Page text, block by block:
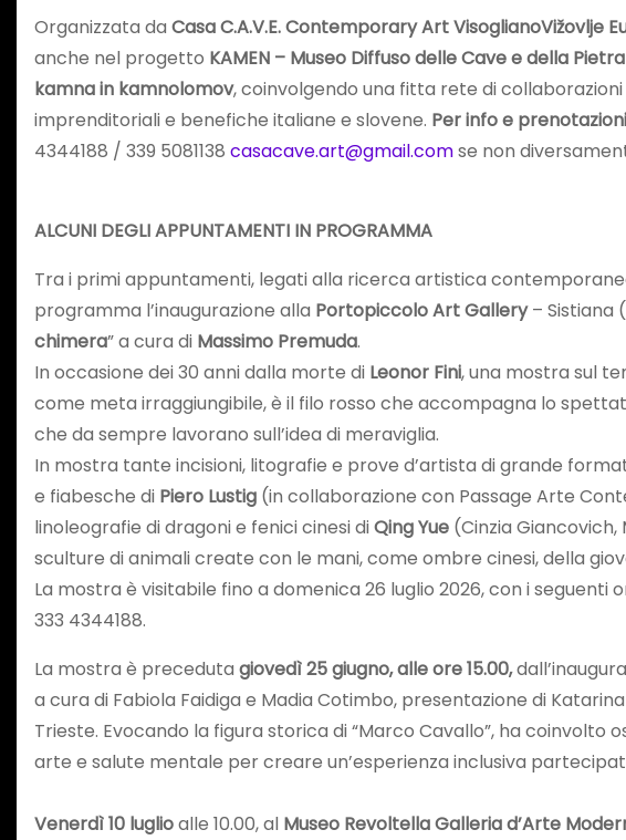
Organizzata da Casa C.A.V.E. Contemporary Art VisoglianoVižovlje
anche nel progetto KAMEN – Museo Diffuso delle Cave e della
kamna in kamnolomov, coinvolgendo una fitta rete di
imprenditoriali e benefiche italiane e slovene. Per info e prenotazioni
4344188 / 339 5081138 casacave.art@gmail.comse non
ALCUNI DEGLI APPUNTAMENTI IN PROGRAMMA
Tra i primi appuntamenti, legati alla ricerca artistica
programma l’inaugurazione alla Portopiccolo Art Gallery– Sistiana
chimera” a cura di Massimo Premuda.
In occasione dei 30 anni dalla morte di Leonor Fini, una mostra sul
come meta irraggiungibile, è il filo rosso che accompagna lo
che da sempre lavorano sull’idea di meraviglia.
In mostra tante incisioni, litografie e prove d’artista di grande
e fiabesche di Piero Lustig (in collaborazione con Passage Arte
linoleografie di dragoni e fenici cinesi diQing Yue (Cinzia
sculture di animali create con le mani, come ombre cinesi, della
La mostra è visitabile fino a domenica 26 luglio 2026, con i seguenti
333 4344188.
La mostra è preceduta giovedì 25 giugno, alle ore 15.00,
a cura di Fabiola Faidiga e Madia Cotimbo, presentazione di
Trieste. Evocando la figura storica di “Marco Cavallo”, ha
arte e salute mentale per creare un’esperienza inclusiva
Venerdì 10 luglioalle 10.00, al Museo Revoltella Galleria d’Arte